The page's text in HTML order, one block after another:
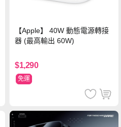
【Apple】 40W 動態電源轉接
器 (最高輸出 60W)
$1,290
免運